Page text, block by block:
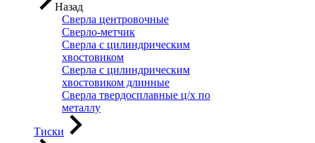
Назад
Сверла центровочные
Сверло-метчик
Сверла с цилиндрическим
хвостовиком
Сверла с цилиндрическим
хвостовиком длинные
Сверла твердосплавные ц/х по
металлу
Тиски